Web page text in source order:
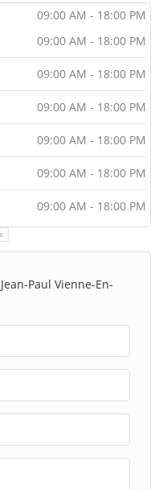
09:00 AM - 18:00 PM
09:00 AM - 18:00 PM
09:00 AM - 18:00 PM
09:00 AM - 18:00 PM
09:00 AM - 18:00 PM
09:00 AM - 18:00 PM
09:00 AM - 18:00 PM
Paul Vienne-En-